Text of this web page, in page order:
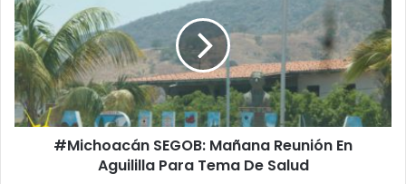
Mañana
Reunión
En
Aguililla
Para
Tema
De
#Michoacán SEGOB: Mañana Reunión En
Aguililla Para Tema De Salud